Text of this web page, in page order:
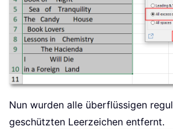
Nun wurden alle überflüssigen
geschützten Leerzeichen entfernt.